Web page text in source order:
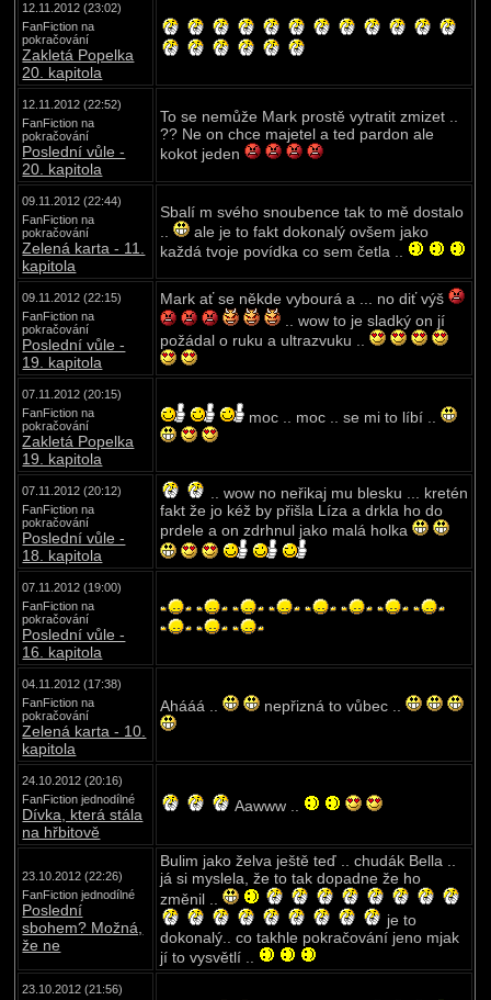
12.11.2012 (23:02)
FanFiction na
pokračování
Zakletá Popelka
20. kapitola
12.11.2012 (22:52)
FanFiction na
pokračování
Poslední vůle -
20. kapitola
To se nemůže Mark prostě vytratit zmizet ..
?? Ne on chce majetel a ted pardon ale
kokot jeden
09.11.2012 (22:44)
FanFiction na
pokračování
Zelená karta - 11.
kapitola
Sbalí m svého snoubence tak to mě dostalo
..
ale je to fakt dokonalý ovšem jako
každá tvoje povídka co sem četla ..
09.11.2012 (22:15)
FanFiction na
pokračování
Poslední vůle -
19. kapitola
Mark ať se někde vybourá a ... no diť výš
.. wow to je sladký on jí
požádal o ruku a ultrazvuku ..
07.11.2012 (20:15)
FanFiction na
pokračování
Zakletá Popelka
19. kapitola
moc .. moc .. se mi to líbí ..
07.11.2012 (20:12)
FanFiction na
pokračování
Poslední vůle -
18. kapitola
.. wow no neřikaj mu blesku ... kretén
fakt že jo kéž by přišla Líza a drkla ho do
prdele a on zdrhnul jako malá holka
07.11.2012 (19:00)
FanFiction na
pokračování
Poslední vůle -
16. kapitola
04.11.2012 (17:38)
FanFiction na
pokračování
Zelená karta - 10.
kapitola
Ahááá .. nepřizná to vůbec ..
24.10.2012 (20:16)
FanFiction jednodílné
Dívka, která stála
na hřbitově
Aawww ..
23.10.2012 (22:26)
FanFiction jednodílné
Poslední
sbohem? Možná,
že ne
Bulim jako želva ještě teď .. chudák Bella ..
já si myslela, že to tak dopadne že ho
změnil ..
je to
dokonalý.. co takhle pokračování jeno mjak
jí to vysvětlí ..
23.10.2012 (21:56)